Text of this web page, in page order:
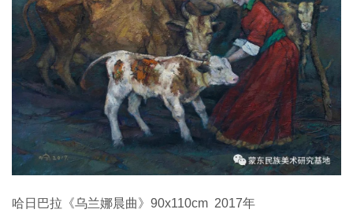
哈日巴拉《乌兰娜晨曲》90x110cm 2017年